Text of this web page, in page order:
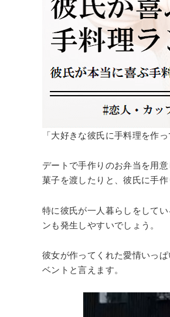
「大好きな彼氏に手料理を作
デートで手作りのお弁当を用
菓子を渡したりと、彼氏に手
特に彼氏が一人暮らしをして
ンも発生しやすいでしょう。
彼女が作ってくれた愛情いっ
ベントと言えます。